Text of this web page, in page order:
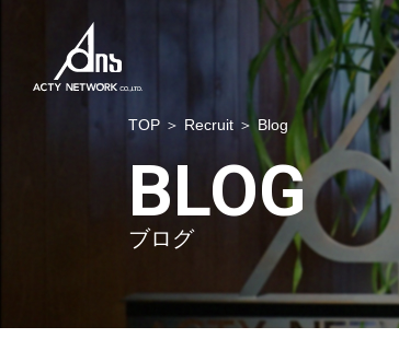
TOP ＞ Recruit ＞ Blog
BLOG
ブログ